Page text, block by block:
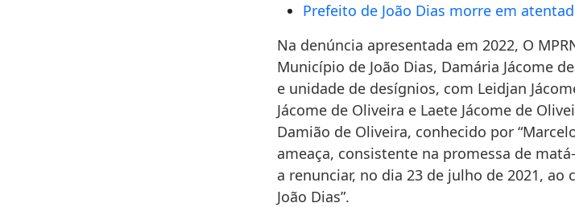
Prefeito de João Dias morre em
Na denúncia apresentada em 2022, O
Município de João Dias, Damária Jácome
e unidade de desígnios, com Leidjan
Jácome de Oliveira e Laete Jácome de
Damião de Oliveira, conhecido por
ameaça, consistente na promessa de
a renunciar, no dia 23 de julho de 2021,
João Dias”.